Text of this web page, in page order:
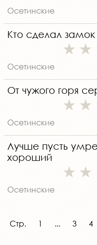
Осетинские
Кто сделал
Осетинские
От чужого горя
Осетинские
Лучше пусть
хороший
Осетинские
Стр. 1 ... 3 4